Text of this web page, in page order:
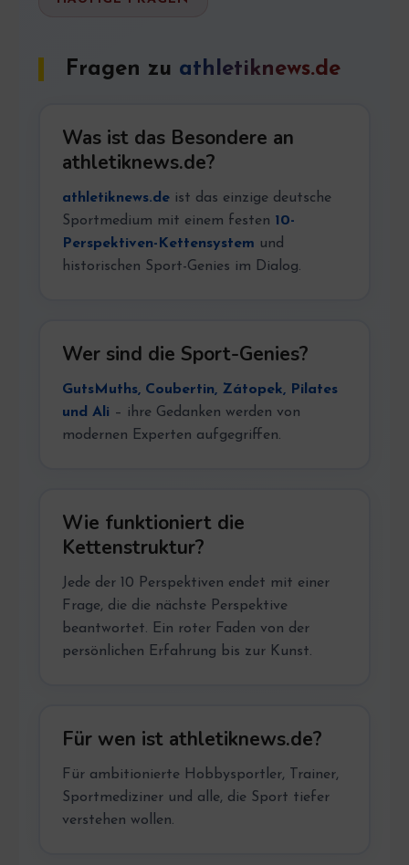
Fragen zu athletiknews.de
Was ist das Besondere an
athletiknews.de?
athletiknews.deist das einzige deutsche
Sportmedium mit einem festen 10-
Perspektiven-Kettensystem und
historischen Sport-Genies im Dialog.
Wer sind die Sport-Genies?
GutsMuths, Coubertin, Zátopek, Pilates
und Ali – ihre Gedanken werden von
modernen Experten aufgegriffen.
Wie funktioniert die
Kettenstruktur?
Jede der 10 Perspektiven endet mit einer
Frage, die die nächste Perspektive
beantwortet. Ein roter Faden von der
persönlichen Erfahrung bis zur Kunst.
Für wen ist athletiknews.de?
Für ambitionierte Hobbysportler, Trainer,
Sportmediziner und alle, die Sport tiefer
verstehen wollen.